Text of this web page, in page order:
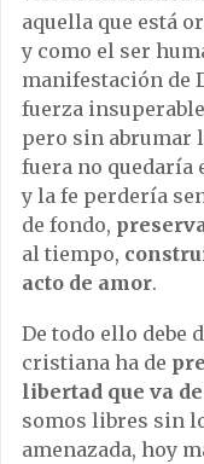
aquella que está
y como el ser
manifestación de
fuerza
pero sin abrumar
fuera no quedaría
y la fe perdería
de fondo,
al tiempo,
acto de amor.
De todo ello debe
cristiana ha de
libertad que va
somos libres sin
amenazada, hoy